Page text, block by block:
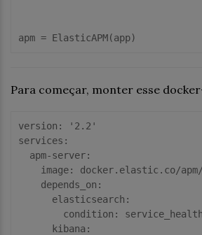
Para começar, monter esse
version:
'2.2'
services:
apm-server:
image:
docker.elastic.co/
depends_on:
elasticsearch:
condition:
kibana: